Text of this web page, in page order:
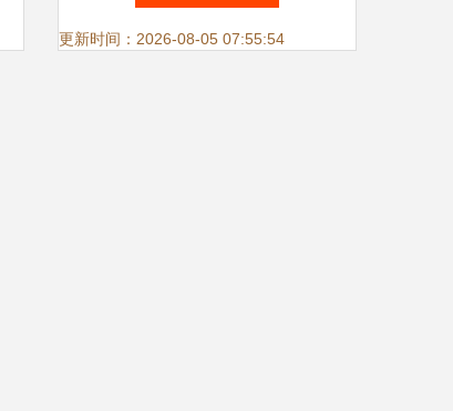
术研发驱动的品牌服务终端能
更新时间：2026-08-05 07:55:54